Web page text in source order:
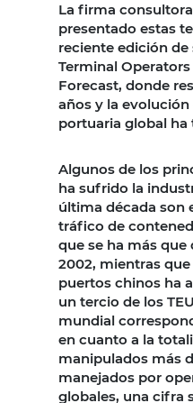
La firma
presentado estas
reciente edición
Terminal
Forecast, donde
años y la
portuaria global ha
Algunos de los
ha sufrido la
última década son
tráfico de
que se ha más
2002, mientras
puertos chinos ha
un tercio de los
mundial
en cuanto a la
manipulados más
manejados por
globales, una cifra